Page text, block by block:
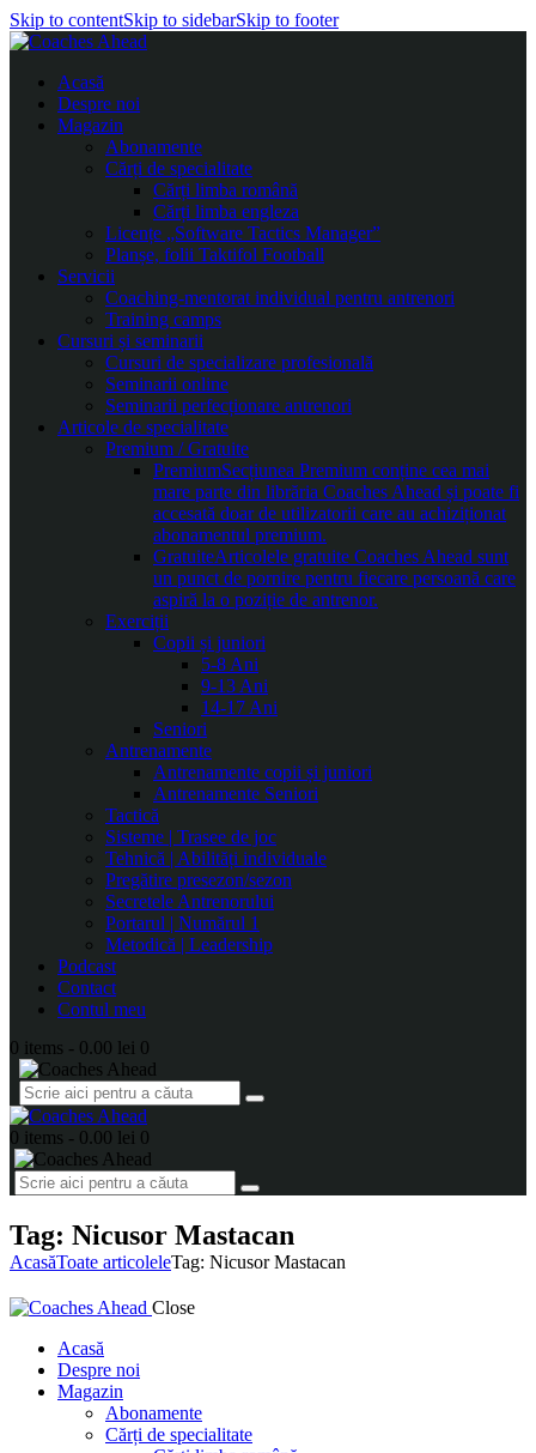
Skip to contentSkip to sidebarSkip to footer
Acasă
Despre noi
Magazin
Abonamente
Cărți de specialitate
Cărți limba română
Cărți limba engleza
Licențe „Software Tactics Manager”
Planșe, folii Taktifol Football
Servicii
Coaching-mentorat individual pentru antrenori
Training camps
Cursuri și seminarii
Cursuri de specializare profesională
Seminarii online
Seminarii perfecționare antrenori
Articole de specialitate
Premium / Gratuite
PremiumSecțiunea Premium conține cea mai
mare parte din librăria Coaches Ahead și poate fi
accesată doar de utilizatorii care au achiziționat
abonamentul premium.
GratuiteArticolele gratuite Coaches Ahead sunt
un punct de pornire pentru fiecare persoană care
aspiră la o poziție de antrenor.
Exerciții
Copii și juniori
5-8 Ani
9-13 Ani
14-17 Ani
Seniori
Antrenamente
Antrenamente copii și juniori
Antrenamente Seniori
Tactică
Sisteme | Trasee de joc
Tehnică | Abilități individuale
Pregătire presezon/sezon
Secretele Antrenorului
Portarul | Numărul 1
Metodică | Leadership
Podcast
Contact
Contul meu
0 items - 0.00 lei 0
0 items - 0.00 lei 0
Tag: Nicusor Mastacan
AcasăToate articoleleTag: Nicusor Mastacan
Close
Acasă
Despre noi
Magazin
Abonamente
Cărți de specialitate